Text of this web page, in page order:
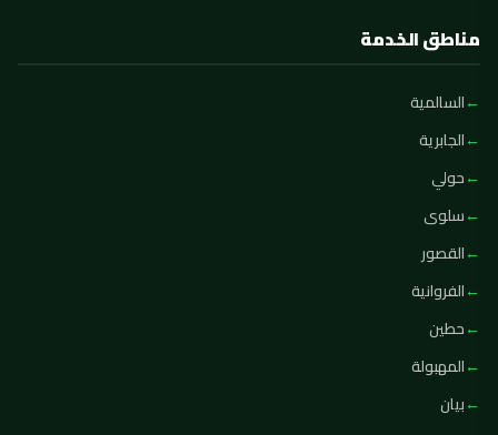
مناطق الخدمة
السالمية
الجابرية
حولي
سلوى
القصور
الفروانية
حطين
المهبولة
بيان